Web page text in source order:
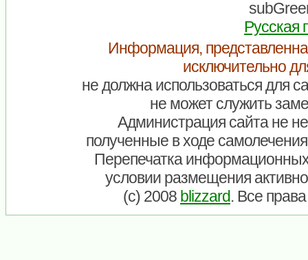
Русская
Информация,
исключительно
не должна использоваться для
не может служить
Администрация сайта не
полученные в ходе
Перепечатка
условии размещения
(c) 2008 blizzard. Все